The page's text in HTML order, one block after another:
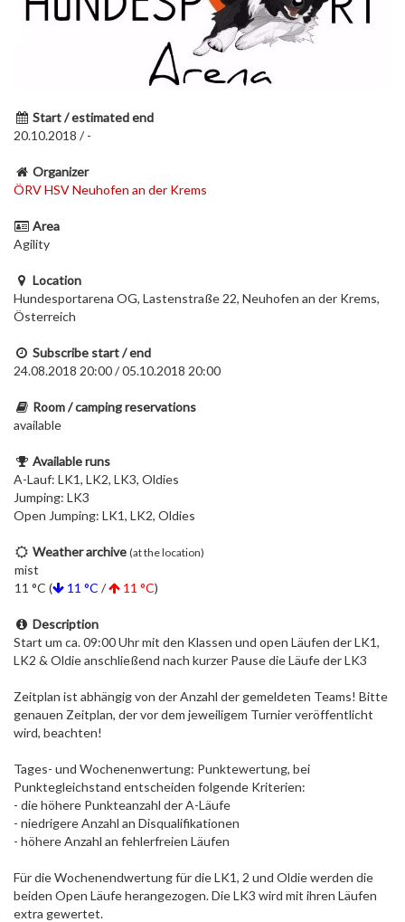
Start / estimated end
20.10.2018 / -
Organizer
ÖRV HSV Neuhofen an der Krems
Area
Agility
Location
Hundesportarena OG, Lastenstraße 22, Neuhofen an der Krems,
Österreich
Subscribe start / end
24.08.2018 20:00 / 05.10.2018 20:00
Room / camping reservations
available
Available runs
A-Lauf: LK1, LK2, LK3, Oldies
Jumping: LK3
Open Jumping: LK1, LK2, Oldies
Weather archive (at the location)
mist
11 °C (
11 °C / 11 °C)
Description
Start um ca. 09:00 Uhr mit den Klassen und open Läufen der LK1,
LK2 & Oldie anschließend nach kurzer Pause die Läufe der LK3
Zeitplan ist abhängig von der Anzahl der gemeldeten Teams! Bitte
genauen Zeitplan, der vor dem jeweiligem Turnier veröffentlicht
wird, beachten!
Tages- und Wochenenwertung: Punktewertung, bei
Punktegleichstand entscheiden folgende Kriterien:
- die höhere Punkteanzahl der A-Läufe
- niedrigere Anzahl an Disqualifikationen
- höhere Anzahl an fehlerfreien Läufen
Für die Wochenendwertung für die LK1, 2 und Oldie werden die
beiden Open Läufe herangezogen. Die LK3 wird mit ihren Läufen
extra gewertet.